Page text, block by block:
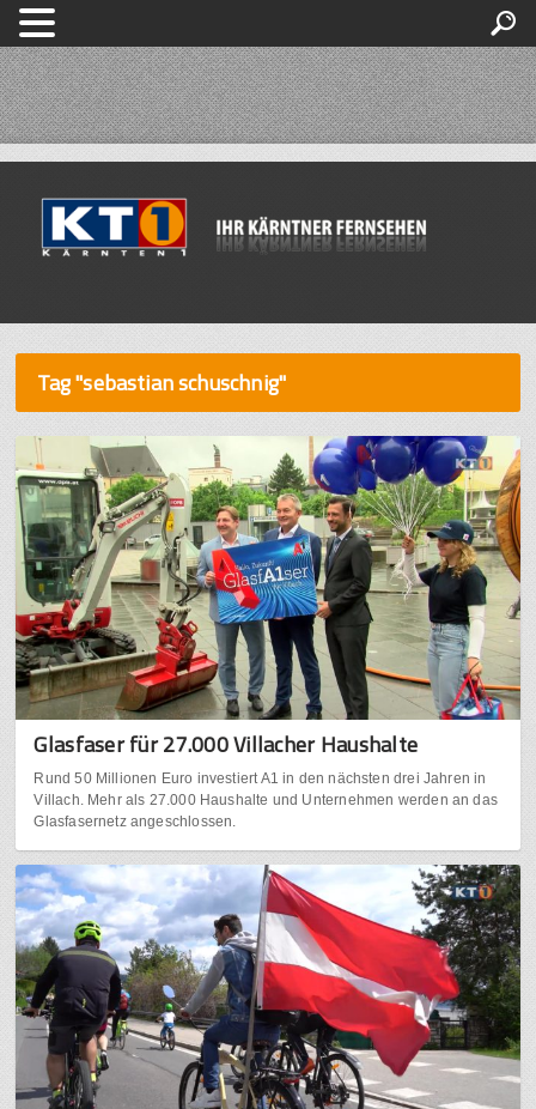
Tag "sebastian schuschnig"
Glasfaser für 27.000 Villacher Haushalte
Rund 50 Millionen Euro investiert A1 in den nächsten drei Jahren in
Villach. Mehr als 27.000 Haushalte und Unternehmen werden an das
Glasfasernetz angeschlossen.